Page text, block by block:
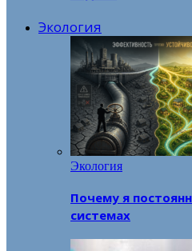
Экология
Экология
Почему я
системах